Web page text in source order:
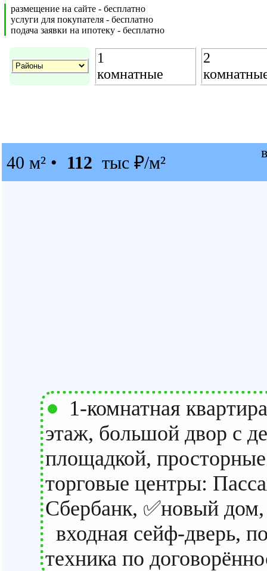
размещение на сайте - бесплатно
услуги для покупателя - бесплатно
подача заявки на ипотеку - бесплатно
1
комнатные
2
40 м² • 112 тыс ₽/м²
1-комнатная
этаж, большой двор с
площадкой,
торговые центры:
Сбербанк, ✅новый
входная сейф-дверь,
техника по